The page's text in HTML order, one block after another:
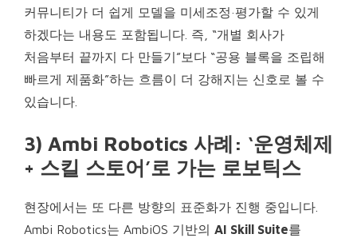
커뮤니티가 더 쉽게 모델을 미세조정·평가할 수 있게
하겠다는 내용도 포함됩니다. 즉, “개별 회사가
처음부터 끝까지 다 만들기”보다 “공용 블록을 조립해
빠르게 제품화”하는 흐름이 더 강해지는 신호로 볼 수
있습니다.
3) Ambi Robotics 사례: ‘운영체제
+ 스킬 스토어’로 가는 로보틱스
현장에서는 또 다른 방향의 표준화가 진행 중입니다.
Ambi Robotics는 AmbiOS 기반의 AI Skill Suite를